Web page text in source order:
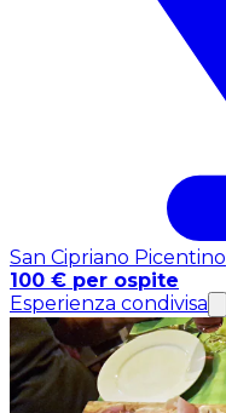
San Cipriano Picentino
100 € per ospite
Esperienza condivisa